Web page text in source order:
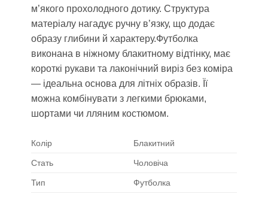
м’якого прохолодного дотику. Структура
матеріалу нагадує ручну в’язку, що додає
образу глибини й характеру.Футболка
виконана в ніжному блакитному відтінку, має
короткі рукави та лаконічний виріз без коміра
— ідеальна основа для літніх образів. Її
можна комбінувати з легкими брюками,
шортами чи лляним костюмом.
Колір Блакитний
Стать Чоловіча
Тип Футболка